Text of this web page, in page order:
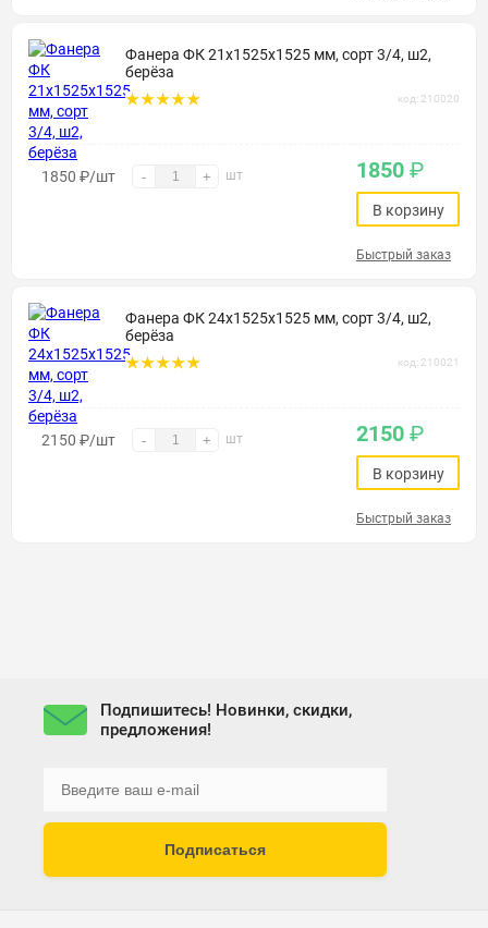
Фанера ФК 21х1525х1525 мм, сорт 3/4, ш2,
берёза
код: 210020
1850 ₽/шт - + шт 1850 ₽
В корзину
Быстрый заказ
Фанера ФК 24х1525х1525 мм, сорт 3/4, ш2,
берёза
код: 210021
2150 ₽/шт - + шт 2150 ₽
В корзину
Быстрый заказ
Подпишитесь! Новинки, скидки,
предложения!
Подписаться